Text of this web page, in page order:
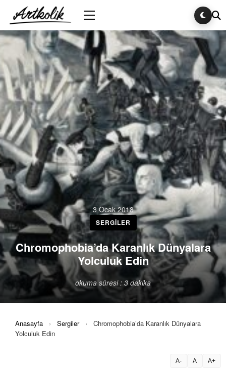
3 Ocak 2018
SERGILER
Chromophobia’da Karanlık Dünyalara
Yolculuk Edin
okuma süresi : 3 dakika
Anasayfa › Sergiler ›
Chromophobia’da Karanlık Dünyalara
Yolculuk Edin
A- A A+